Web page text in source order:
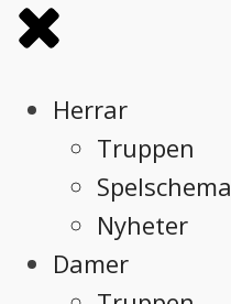
Herrar
Truppen
Spelschema
Nyheter
Damer